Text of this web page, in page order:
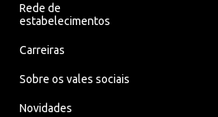
Rede de
estabelecimentos
Carreiras
Sobre os vales sociais
Novidades